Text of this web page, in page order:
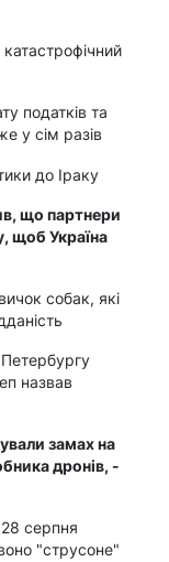
податків та
у сім разів
до Іраку
що партнери
щоб Україна
собак, які
Петербургу
назвав
замах на
дронів, -
серпня
"струсоне"